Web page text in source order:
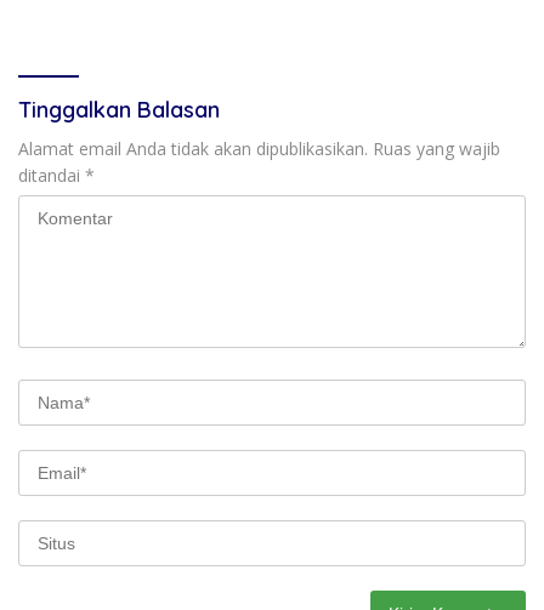
Tinggalkan Balasan
Alamat email Anda tidak akan dipublikasikan. Ruas yang wajib
ditandai *